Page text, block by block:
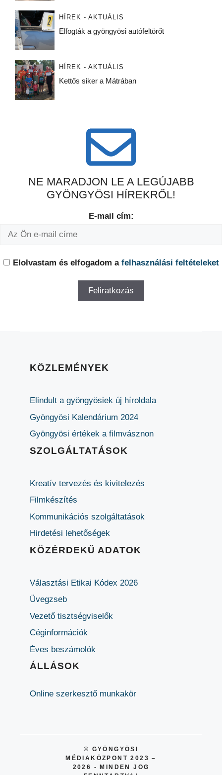
HÍREK - AKTUÁLIS
Elfogták a gyöngyösi autófeltörőt
HÍREK - AKTUÁLIS
Kettős siker a Mátrában
NE MARADJON LE A LEGÚJABB
GYÖNGYÖSI HÍREKRŐL!
E-mail cím:
Elolvastam és elfogadom a felhasználási feltételeket
KÖZLEMÉNYEK
Elindult a gyöngyösiek új híroldala
Gyöngyösi Kalendárium 2024
Gyöngyösi értékek a filmvásznon
SZOLGÁLTATÁSOK
Kreatív tervezés és kivitelezés
Filmkészítés
Kommunikációs szolgáltatások
Hirdetési lehetőségek
KÖZÉRDEKŰ ADATOK
Választási Etikai Kódex 2026
Üvegzseb
Vezető tisztségviselők
Céginformációk
Éves beszámolók
ÁLLÁSOK
Online szerkesztő munkakör
© GYÖNGYÖSI
MÉDIAKÖZPONT 2023 –
2026 - MINDEN JOG